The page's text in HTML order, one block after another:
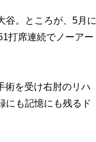
谷。ところが、5月に
打席連続でノーアー
術を受け右肘のリハ
にも記憶にも残るド